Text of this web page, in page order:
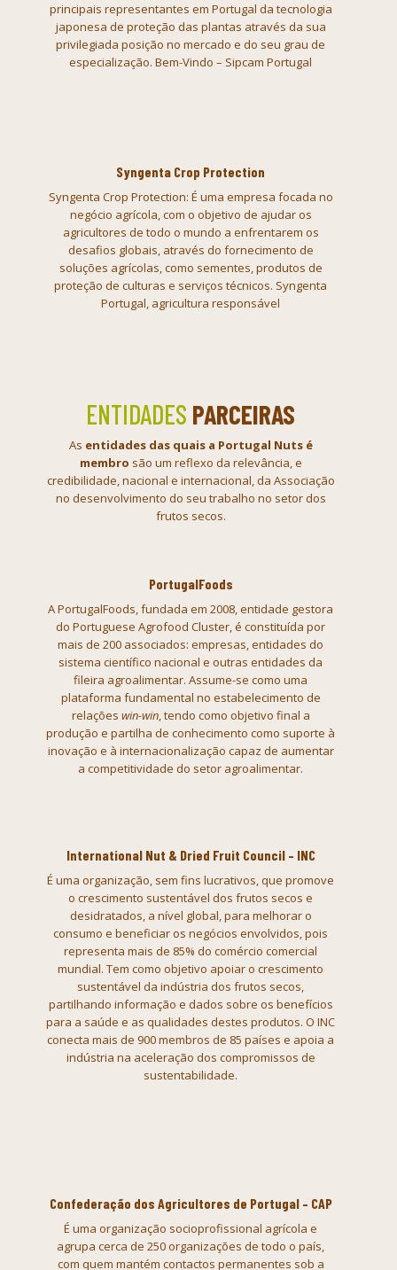
principais representantes em Portugal da tecnologia
japonesa de proteção das plantas através da sua
privilegiada posição no mercado e do seu grau de
especialização. Bem-Vindo – Sipcam Portugal
Syngenta Crop Protection
Syngenta Crop Protection: É uma empresa focada no
negócio agrícola, com o objetivo de ajudar os
agricultores de todo o mundo a enfrentarem os
desafios globais, através do fornecimento de
soluções agrícolas, como sementes,produtos de
proteção de culturas e serviços técnicos. Syngenta
Portugal, agricultura responsável
ENTIDADES PARCEIRAS
As entidades das quais a Portugal Nuts é
membro são um reflexo da relevância, e
credibilidade, nacional e internacional, da Associação
no desenvolvimento do seu trabalho no setor dos
frutos secos.
PortugalFoods
A PortugalFoods, fundada em 2008, entidade gestora
do Portuguese Agrofood Cluster, é constituída por
mais de 200 associados: empresas, entidades do
sistema científico nacional e outras entidades da
fileira agroalimentar. Assume-se como uma
plataforma fundamental no estabelecimento de
relações win-win, tendo como objetivo final a
produção e partilha de conhecimento como suporte à
inovação e à internacionalização capaz de aumentar
a competitividade do setor agroalimentar.
International Nut & Dried Fruit Council – INC
É uma organização, sem fins lucrativos, que promove
o crescimento sustentável dos frutos secos e
desidratados, a nível global, para melhorar o
consumo e beneficiar os negócios envolvidos, pois
representa mais de 85% do comércio comercial
mundial. Tem como objetivo apoiar o crescimento
sustentável da indústria dos frutos secos,
partilhando informação e dados sobre os benefícios
para a saúde e as qualidades destes produtos. O INC
conecta mais de 900 membros de 85 países e apoia a
indústria na aceleração dos compromissos de
sustentabilidade.
Confederação dos Agricultores de Portugal – CAP
É uma organização socioprofissional agrícola e
agrupa cerca de 250 organizações de todo o país,
com quem mantém contactos permanentes sob a